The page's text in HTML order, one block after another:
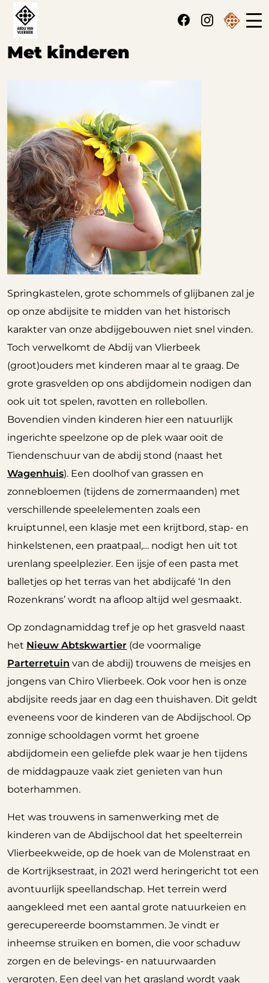
Met kinderen
Springkastelen, grote schommels of glijbanen zal je
op onze abdijsite te midden van het historisch
karakter van onze abdijgebouwen niet snel vinden.
Toch verwelkomt de Abdij van Vlierbeek
(groot)ouders met kinderen maar al te graag. De
grote grasvelden op ons abdijdomein nodigen dan
ook uit tot spelen, ravotten en rollebollen.
Bovendien vinden kinderen hier een natuurlijk
ingerichte speelzone op de plek waar ooit de
Tiendenschuur van de abdij stond (naast het
Wagenhuis). Een doolhof van grassen en
zonnebloemen (tijdens de zomermaanden) met
verschillende speelelementen zoals een
kruiptunnel, een klasje met een krijtbord, stap- en
hinkelstenen, een praatpaal,… nodigt hen uit tot
urenlang speelplezier. Een ijsje of een pasta met
balletjes op het terras van het abdijcafé ‘In den
Rozenkrans’ wordt na afloop altijd wel gesmaakt.
Op zondagnamiddag tref je op het grasveld naast
het Nieuw Abtskwartier (de voormalige
Parterretuin van de abdij) trouwens de meisjes en
jongens van Chiro Vlierbeek. Ook voor hen is onze
abdijsite reeds jaar en dag een thuishaven. Dit geldt
eveneens voor de kinderen van de Abdijschool. Op
zonnige schooldagen vormt het groene
abdijdomein een geliefde plek waar je hen tijdens
de middagpauze vaak ziet genieten van hun
boterhammen.
Het was trouwens in samenwerking met de
kinderen van de Abdijschool dat het speelterrein
Vlierbeekweide, op de hoek van de Molenstraat en
de Kortrijksestraat, in 2021 werd heringericht tot een
avontuurlijk speellandschap. Het terrein werd
aangekleed met een aantal grote natuurkeien en
gerecupereerde boomstammen. Je vindt er
inheemse struiken en bomen, die voor schaduw
zorgen en de belevings- en natuurwaarden
vergroten. Een deel van het grasland wordt vaak
Cookies beheer paneel